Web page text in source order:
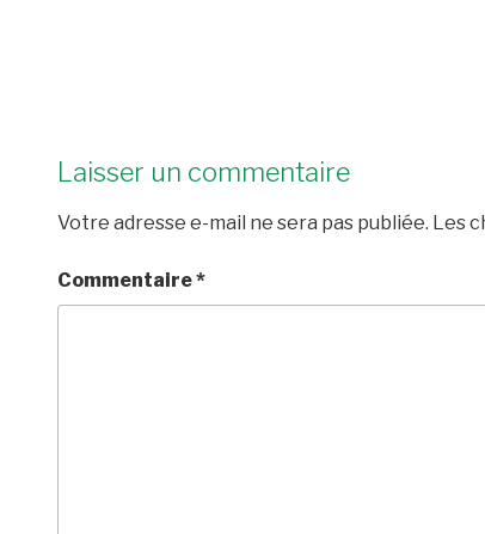
Laisser un commentaire
Votre adresse e-mail ne sera pas publiée. Les
Commentaire*